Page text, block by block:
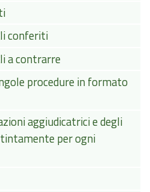
conferiti
a contrarre
procedure in formato
aggiudicatrici e degli
per ogni